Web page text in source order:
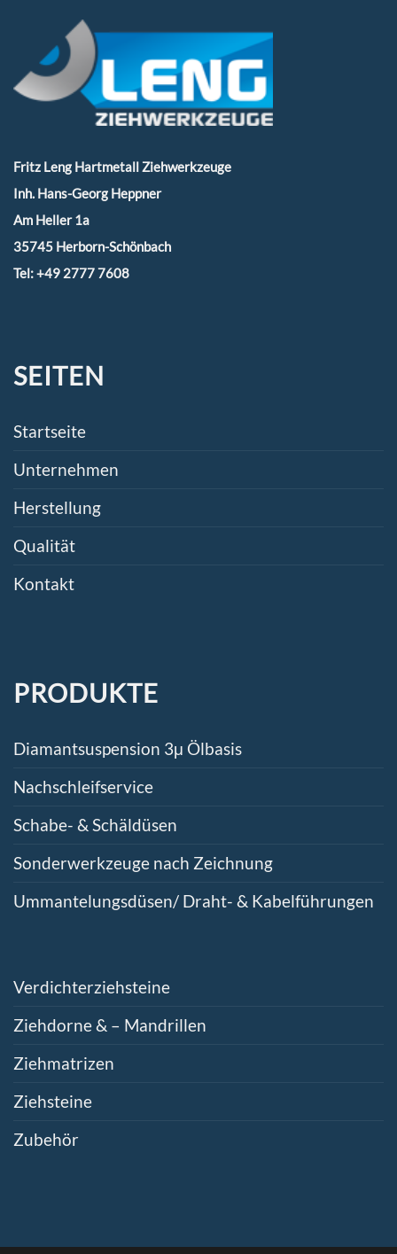
Fritz Leng Hartmetall Ziehwerkzeuge
Inh. Hans-Georg Heppner
Am Heller 1a
35745 Herborn-Schönbach
Tel:+49 2777 7608
SEITEN
Startseite
Unternehmen
Herstellung
Qualität
Kontakt
PRODUKTE
Diamantsuspension 3μ Ölbasis
Nachschleifservice
Schabe- & Schäldüsen
Sonderwerkzeuge nach Zeichnung
Ummantelungsdüsen/ Draht- & Kabelführungen
Verdichterziehsteine
Ziehdorne & – Mandrillen
Ziehmatrizen
Ziehsteine
Zubehör